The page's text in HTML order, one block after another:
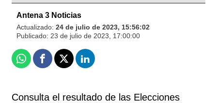
Antena 3 Noticias
Actualizado: 24 de julio de 2023, 15:56:02
Publicado: 23 de julio de 2023, 17:00:00
WhatsappFacebook
X Linkedin
Consulta el resultado de las Elecciones